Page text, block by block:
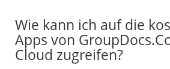
Wie kann ich auf die
Apps von
Cloud zugreifen?